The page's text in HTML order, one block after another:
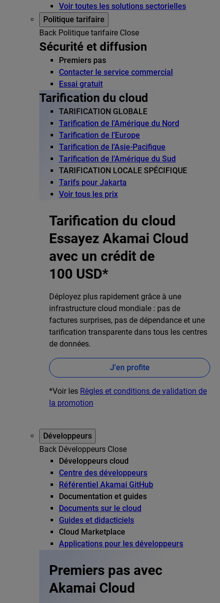
Voir toutes les solutions sectorielles
Politique tarifaire
Back Politique tarifaire Close
Sécurité et diffusion
Premiers pas
Contacter le service commercial
Essai gratuit
Tarification du cloud
TARIFICATION GLOBALE
Tarification de l’Amérique du Nord
Tarification de l’Europe
Tarification de l’Asie-Pacifique
Tarification de l’Amérique du Sud
TARIFICATION LOCALE SPÉCIFIQUE
Tarifs pour Jakarta
Voir tous les prix
Tarification du cloud
Essayez Akamai Cloud
avec un crédit de
100 USD*
Déployez plus rapidement grâce à une
infrastructure cloud mondiale : pas de
factures surprises, pas de dépendance et une
tarification transparente dans tous les centres
de données.
J'en profite
*Voir les Règles et conditions de validation de
la promotion
Développeurs
Back Développeurs Close
Développeurs cloud
Centre des développeurs
Référentiel Akamai GitHub
Documentation et guides
Documents sur le cloud
Guides et didacticiels
Cloud Marketplace
Applications pour les développeurs
Premiers pas avec
Akamai Cloud